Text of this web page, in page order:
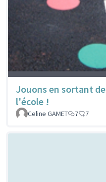
Jouons en sortant de
l'école !
Celine GAMET
7 7